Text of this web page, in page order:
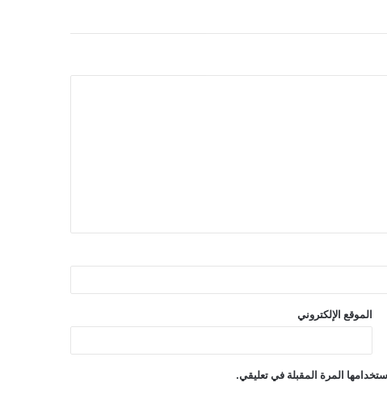
الموقع الإلكتروني
المرة المقبلة في تعليقي.